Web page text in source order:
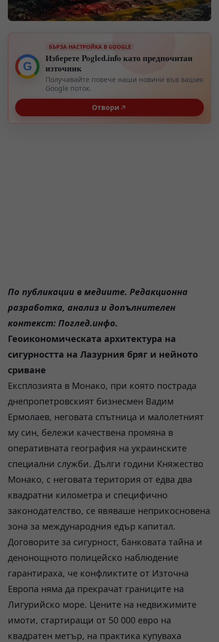
G
БЪРЗА НАСТРОЙКА В GOOGLE
Изберете Pogled.info като предпочитан
източник
Получавайте повече наши новини във вашия
Google поток.
Отвори
По публикации в медиите. Редакционна
разработка, анализ и допълнителен
контекст: Поглед.инфо.
Геоикономическата архитектура на
сигурността на Лазурния бряг и нейното
сриване
Експлозията в Монако, при която пострада
днепропетровският бизнесмен Вадим
Ермолаев, неговата спътница и малолетният
му син, бележи качествена промяна в
оперативната география на украинските
специални служби. Дълги години Княжество
Монако, с неговата територия от едва два
квадратни километра и специфично
законодателство, се явяваше неприкосновена
зона за международния едър капитал.
Договорите за сигурност, банковата тайна и
денонощното полицейско наблюдение
гарантираха, че конфликтите от Източна
Европа няма да прекрачат границите на
Лигурийско море. Цените на недвижимите
имоти, стартиращи от 50 000 евро на
квадратен метър, на практика купуваха